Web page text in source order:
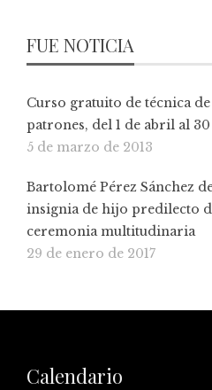
FUE NOTICIA
Curso gratuito de técnica
patrones, del 1 de abril al
5 de marzo de 2013
Bartolomé Pérez Sánchez
insignia de hijo predilecto
ceremonia multitudinaria
29 de enero de 2017
Calendario